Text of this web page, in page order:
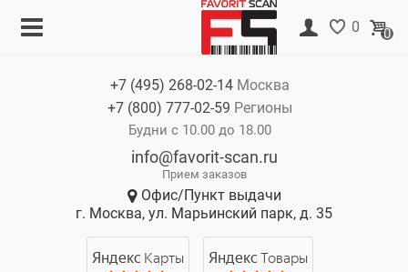
0 0
+7 (495) 268-02-14 Москва
+7 (800) 777-02-59 Регионы
Будни с 10.00 до 18.00
info@favorit-scan.ru
Прием заказов
Офис/Пункт выдачи
г. Москва, ул. Марьинский парк, д. 35
Яндекс Карты Яндекс Товары
Корзина
Нет товаров